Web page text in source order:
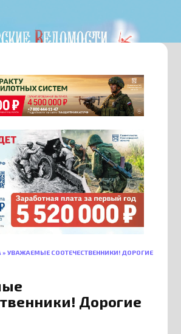
»УВАЖАЕМЫЕ СООТЕЧЕСТВЕННИКИ! ДОРОГИЕ
Дорогие